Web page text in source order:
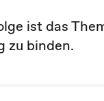
ist das
zu binden.